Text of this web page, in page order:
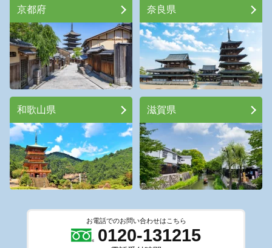
京都府 奈良県
和歌山県 滋賀県
お電話でのお問い合わせはこちら
0120-131215